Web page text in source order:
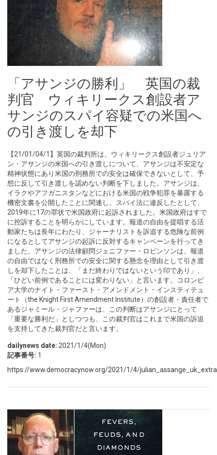
「アサンジの勝利」 英国の裁
判官 ウィキリークス創設者ア
サンジのスパイ容疑での米国へ
の引き渡しを却下
【21/01/04/1】英国の裁判所は、ウィキリークス創設者ジュリア
ン・アサンジの米国への引き渡しについて、アサンジは不安定な
精神状態にあり米国の刑務所での安全は確保できないとして、予
想に反して引き渡しを認めない判断を下しました。アサンジは、
イラクやアフガニスタンなどにおける米国の戦争犯罪を暴露する
機密文書を公開したことに関連し、スパイ法に違反したとして、
2019年に17の罪状で米国政府に起訴されました。米国政府はすで
に控訴することを明らかにしています。報道の自由を提唱する活
動家たちは長年にわたり、ジャーナリストを訴追する危険な前例
になるとしてアサンジの起訴に反対するキャンペーンを行ってき
ました。アサンジの法律顧問ジェニファー・ロビンソンは、報道
の自由ではなく刑務所での安全に関する懸念を理由として引き渡
しを却下したことは、「まだ終わりではないという印であり」、
「ひどい前例であることには変わりない」と言います。コロンビ
ア大学のナイト・ファースト・アメンドメント・インスティテュ
ート（the Knight First Amendment Institute）の創設者・責任者で
あるジャミール・ジャファーは、この判断はアサンジにとって
「重要な勝利だ」としつつも、この裁判官はこれまで米国の訴追
を支持してきた裁判官だと言います。
dailynews date: 2021/1/4(Mon)
記事番号: 1
https://www.democracynow.org/2021/1/4/